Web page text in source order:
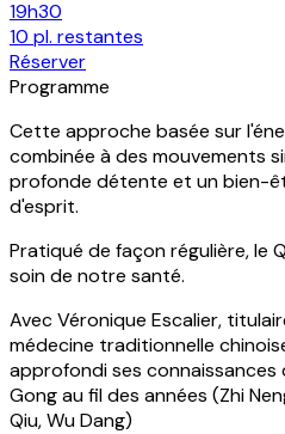
19h30
10 pl. restantes
Réserver
Programme
Cette approche basée sur
combinée à des mouvements
profonde détente et un bien-
d'esprit.
Pratiqué de façon régulière, le
soin de notre santé.
Avec Véronique Escalier,
médecine traditionnelle
approfondi ses connaissances
Gong au fil des années (Zhi
Qiu, Wu Dang)